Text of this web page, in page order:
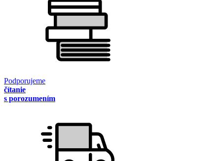
Podporujeme
čítanie
s porozumením